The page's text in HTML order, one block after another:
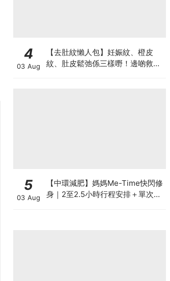
4
03 Aug
【去肚紋懶人包】妊娠紋、橙皮
紋、肚皮鬆弛係三樣嘢！邊啲救得
5
03 Aug
【中環減肥】媽媽Me-Time快閃修
身｜2至2.5小時行程安排＋單次收